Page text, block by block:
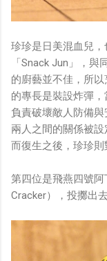
珍珍是日美混血兒
「Snack Jun」，
的廚藝並不佳，所
的專長是裝設炸彈
負責破壞敵人防備
兩人之間的關係被
而復生之後，珍珍則
第四位是飛燕四號
Cracker），投擲出